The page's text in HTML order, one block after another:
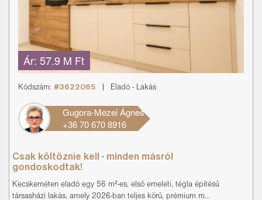
Ár: 57.9 M Ft
Kódszám: #3622065 Eladó - Lakás
Gugora-Mezei Ágnes
+36 70 670 8916
Csak költöznie kell - minden másról
gondoskodtak!
Kecskeméten eladó egy 56 m²-es, első emeleti, tégla építésű
társasházi lakás, amely 2026-ban teljes körű, prémium m...